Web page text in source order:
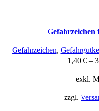
Gefahrzeichen
Gefahrzeichen,
1,40 € –
exkl.
zzgl.